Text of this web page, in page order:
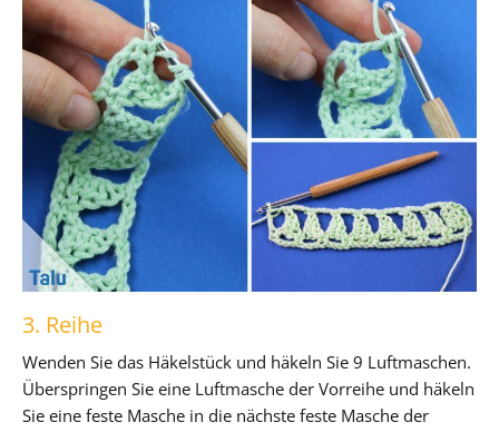
3. Reihe
Wenden Sie das Häkelstück und häkeln Sie 9 Luftmaschen.
Überspringen Sie eine Luftmasche der Vorreihe und häkeln
Sie eine feste Masche in die nächste feste Masche der